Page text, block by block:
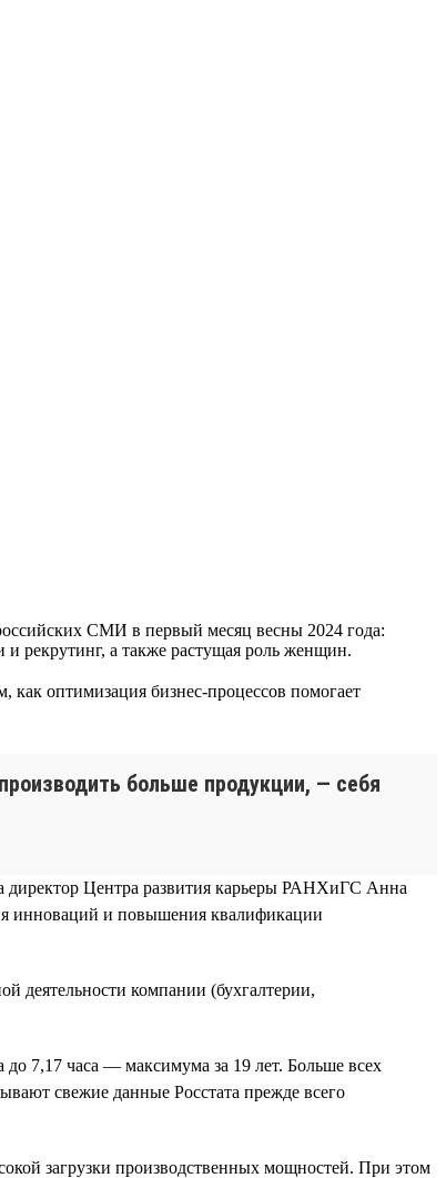
СМИ в первый месяц весны 2024 года:
и рекрутинг, а также растущая роль женщин.
как оптимизация бизнес-процессов помогает
больше продукции, — себя
директор Центра развития карьеры РАНХиГС Анна
инноваций и повышения квалификации
деятельности компании (бухгалтерии,
7,17 часа — максимума за 19 лет. Больше всех
свежие данные Росстата прежде всего
загрузки производственных мощностей. При этом